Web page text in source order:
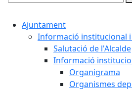
Cercar:
Ajuntament
Informació institucional
Salutació de l'Alcalde
Informació
Organigrama
Organismes